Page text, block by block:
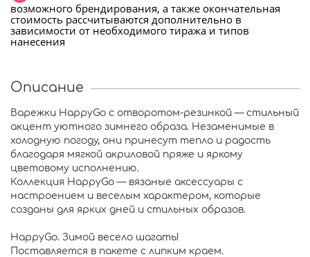
возможного брендирования, а также окончательная
стоимость рассчитываются дополнительно в
зависимости от необходимого тиража и типов
нанесения
Описание
Варежки HappyGo с отворотом-резинкой — стильный
акцент уютного зимнего образа. Незаменимые в
холодную погоду, они принесут тепло и радость
благодаря мягкой акриловой пряже и яркому
цветовому исполнению.
Коллекция HappyGo — вязаные аксессуары с
настроением и веселым характером, которые
созданы для ярких дней и стильных образов.
HappyGo. Зимой весело шагать!
Поставляется в пакете с липким краем.